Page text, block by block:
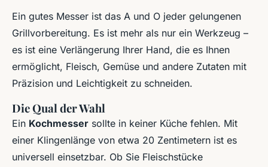
Ein gutes Messer ist das A und O jeder gelungenen
Grillvorbereitung. Es ist mehr als nur ein Werkzeug –
es ist eine Verlängerung Ihrer Hand, die es Ihnen
ermöglicht, Fleisch, Gemüse und andere Zutaten mit
Präzision und Leichtigkeit zu schneiden.
Die Qual der Wahl
Ein Kochmesser sollte in keiner Küche fehlen. Mit
einer Klingenlänge von etwa 20 Zentimetern ist es
universell einsetzbar. Ob Sie Fleischstücke